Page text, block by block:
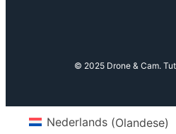
© 2025 Drone & Cam.
Nederlands(Olandese)